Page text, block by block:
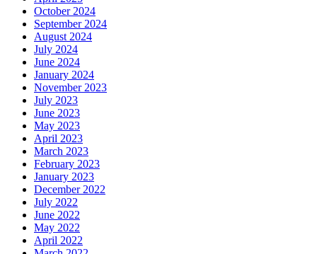
October 2024
September 2024
August 2024
July 2024
June 2024
January 2024
November 2023
July 2023
June 2023
May 2023
April 2023
March 2023
February 2023
January 2023
December 2022
July 2022
June 2022
May 2022
April 2022